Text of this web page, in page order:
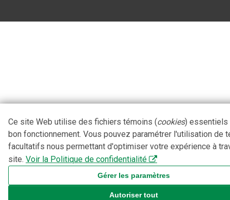
Ce site Web utilise des fichiers témoins (cookies) essentiels
bon fonctionnement. Vous pouvez paramétrer l'utilisation de
facultatifs nous permettant d'optimiser votre expérience à
site. Voir la Politique de confidentialité
Gérer les paramètres
Autoriser tout